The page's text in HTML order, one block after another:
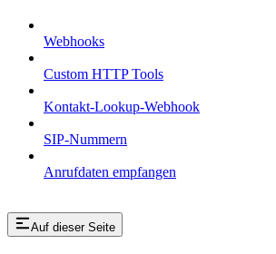
Webhooks
Custom HTTP Tools
Kontakt-Lookup-Webhook
SIP-Nummern
Anrufdaten empfangen
Auf dieser Seite